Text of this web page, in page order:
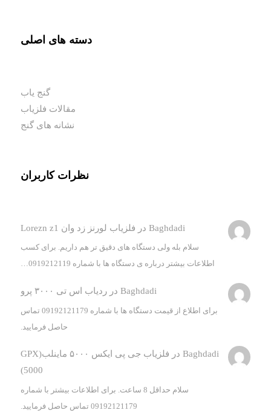
دسته های اصلی
گنج یاب
مقالات فلزیاب
نشانه های گنج
نظرات کاربران
Baghdadi در فلزیاب لورنز زد وان Lorezn z1
سلام بله ولی دستگاه های دقیق تر هم داریم. برای کسب
اطلاعات بیشتر درباره ی دستگاه ها با شماره 0919212119…
Baghdadi درردیاب اس تی ۳۰۰۰ پرو
برای اطلاع از قیمت دستگاه ها با شماره 09192121179 تماس
حاصل فرمایید.
Baghdadi در
فلزیاب جی پی ایکس ۵۰۰۰ ماینلب(GPX
5000)
سلام حداقل 8 ساعت. برای اطلاعات بیشتر با شماره
09192121179 تماس حاصل فرمایید.